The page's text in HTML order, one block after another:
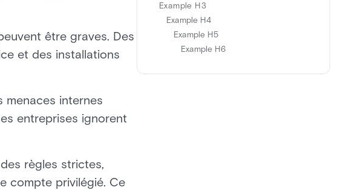
être graves. Des
et des installations
internes
entreprises ignorent
règles strictes,
compte privilégié. Ce
Example H3
Example H4
Example H5
Example H6